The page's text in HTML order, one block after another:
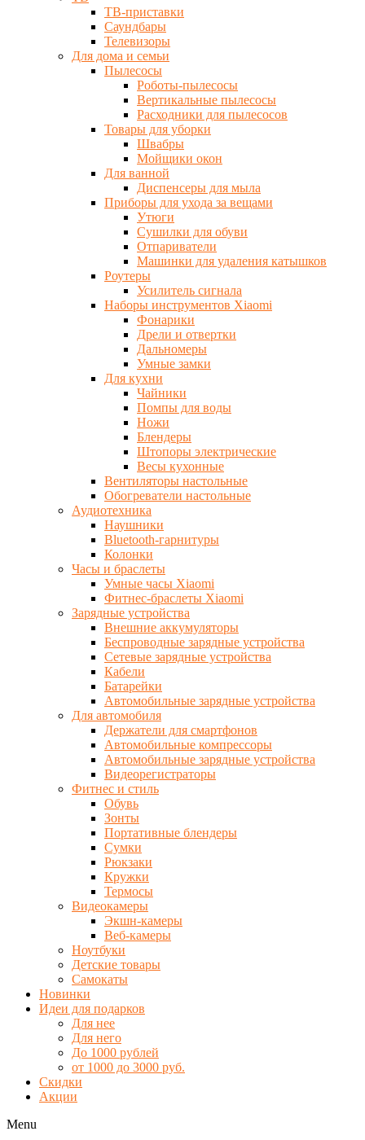
ТВ-приставки
Саундбары
Телевизоры
Для дома и семьи
Пылесосы
Роботы-пылесосы
Вертикальные пылесосы
Расходники для пылесосов
Товары для уборки
Швабры
Мойщики окон
Для ванной
Диспенсеры для мыла
Приборы для ухода за вещами
Утюги
Сушилки для обуви
Отпариватели
Машинки для удаления катышков
Роутеры
Усилитель сигнала
Наборы инструментов Xiaomi
Фонарики
Дрели и отвертки
Дальномеры
Умные замки
Для кухни
Чайники
Помпы для воды
Ножи
Блендеры
Штопоры электрические
Весы кухонные
Вентиляторы настольные
Обогреватели настольные
Аудиотехника
Наушники
Bluetooth-гарнитуры
Колонки
Часы и браслеты
Умные часы Xiaomi
Фитнес-браслеты Xiaomi
Зарядные устройства
Внешние аккумуляторы
Беспроводные зарядные устройства
Сетевые зарядные устройства
Кабели
Батарейки
Автомобильные зарядные устройства
Для автомобиля
Держатели для смартфонов
Автомобильные компрессоры
Автомобильные зарядные устройства
Видеорегистраторы
Фитнес и стиль
Обувь
Зонты
Портативные блендеры
Сумки
Рюкзаки
Кружки
Термосы
Видеокамеры
Экшн-камеры
Веб-камеры
Ноутбуки
Детские товары
Самокаты
Новинки
Идеи для подарков
Для нее
Для него
До 1000 рублей
от 1000 до 3000 руб.
Скидки
Акции
Menu